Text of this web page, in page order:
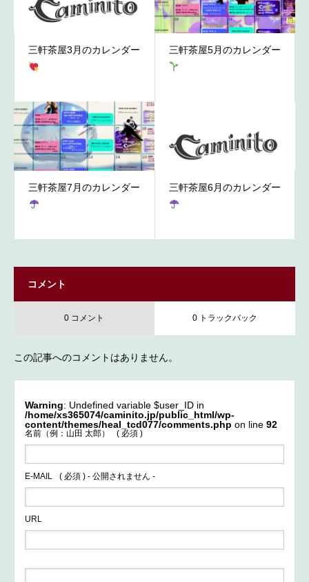
三軒茶屋3月のカレンダー 三軒茶屋5月のカレンダー
三軒茶屋7月のカレンダー 三軒茶屋6月のカレンダー
コメント
0 コメント 0 トラックバック
この記事へのコメントはありません。
Warning
: Undefined variable $user_ID in
/home/xs365074/caminito.jp/public_html/wp-
content/themes/heal_tcd077/comments.php on line 92
名前（例：山田 太郎） ( 必須 )
E-MAIL ( 必須 ) - 公開されません -
URL